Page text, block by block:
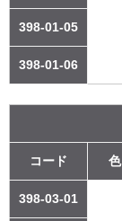
398-01-05
398-01-06
コード 色
398-03-01